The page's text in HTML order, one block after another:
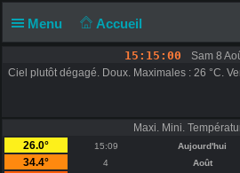
Menu Accueil
15:15:00
Sam 8
Ciel plutôt dégagé. Doux. Maximales : 26 °C.
Maxi. Mini.
26.0°
15:09 Aujourd'hui
34.4°
4 Août